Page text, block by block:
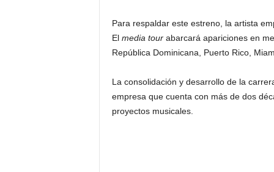
Para respaldar este estreno, la artista
El media tourabarcará apariciones en
República Dominicana, Puerto Rico,
La consolidación y desarrollo de la
empresa que cuenta con más de dos
proyectos musicales.